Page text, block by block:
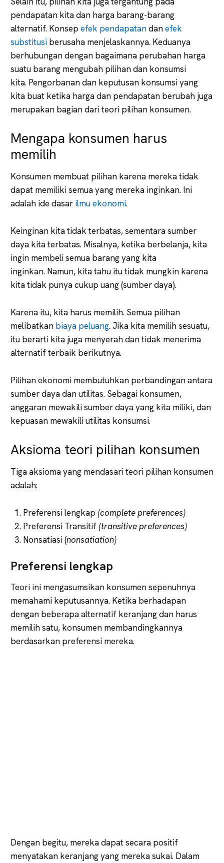
pendapatan kita dan harga barang-barang
alternatif. Konsepefek pendapatandanefek
substitusi berusaha menjelaskannya. Keduanya
berhubungan dengan bagaimana perubahan harga
suatu barang mengubah pilihan dan konsumsi
kita. Pengorbanan dan keputusan konsumsi yang
kita buat ketika harga dan pendapatan berubah juga
merupakan bagian dari teori pilihan konsumen.
Mengapa konsumen harus
memilih
Konsumen membuat pilihan karena mereka tidak
dapat memiliki semua yang mereka inginkan. Ini
adalah ide dasar ilmu ekonomi.
Keinginan kita tidak terbatas, sementara sumber
daya kita terbatas. Misalnya, ketika berbelanja, kita
ingin membeli semua barang yang kita
inginkan. Namun, kita tahu itu tidak mungkin karena
kita tidak punya cukup uang (sumber daya).
Karena itu, kita harus memilih. Semua pilihan
melibatkan biaya peluang. Jika kita memilih sesuatu,
itu berarti kita juga menyerah dan tidak menerima
alternatif terbaik berikutnya.
Pilihan ekonomi membutuhkan perbandingan antara
sumber daya dan utilitas. Sebagai konsumen,
anggaran mewakili sumber daya yang kita miliki, dan
kepuasan mewakili utilitas konsumsi.
Aksioma teori pilihan konsumen
Tiga aksioma yang mendasari teori pilihan konsumen
adalah:
Preferensi lengkap (complete preferences)
Preferensi Transitif (transitive preferences)
Nonsatiasi (nonsatiation)
Preferensi lengkap
Teori ini mengasumsikan konsumen sepenuhnya
memahami keputusannya. Ketika berhadapan
dengan beberapa alternatif keranjang dan harus
memilih satu, konsumen membandingkannya
berdasarkan preferensi mereka.
Dengan begitu, mereka dapat secara positif
menyatakan keranjang yang mereka sukai. Dalam